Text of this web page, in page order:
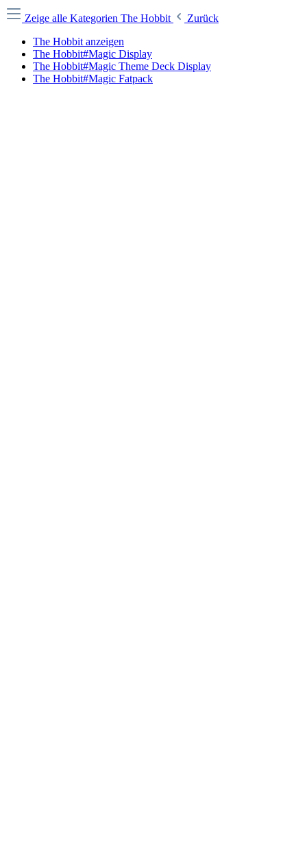
Zeige alle Kategorien The Hobbit
Zurück
The Hobbit anzeigen
The Hobbit#Magic Display
The Hobbit#Magic Theme Deck Display
The Hobbit#Magic Fatpack